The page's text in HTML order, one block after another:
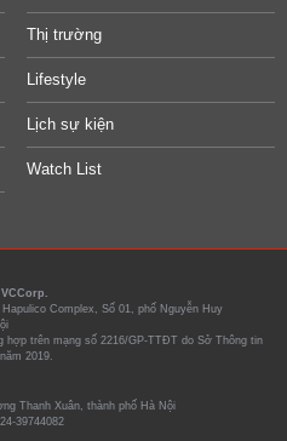
Thị trường
Lifestyle
Lịch sự kiện
Watch List
Complex, Số 01, phố Nguyễn Huy
hợp trên mạng số 2216/GP-TTĐT do Sở Thông tin
2019.
Thanh Xuân, thành phố Hà Nội
39744082